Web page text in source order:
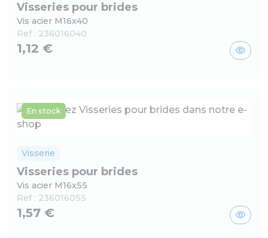
Visseries pour brides
Vis acier M16x40
Ref : 236016040
1,12 €
En stock
Visserie
Visseries pour brides
Vis acier M16x55
Ref : 236016055
1,57 €